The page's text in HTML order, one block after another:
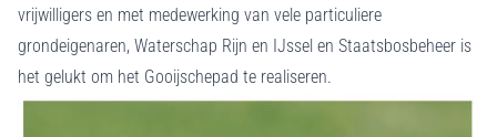
vrijwilligers en met medewerking van vele particuliere
grondeigenaren, Waterschap Rijn en IJssel en Staatsbosbeheer is
het gelukt om het Gooijschepad te realiseren.